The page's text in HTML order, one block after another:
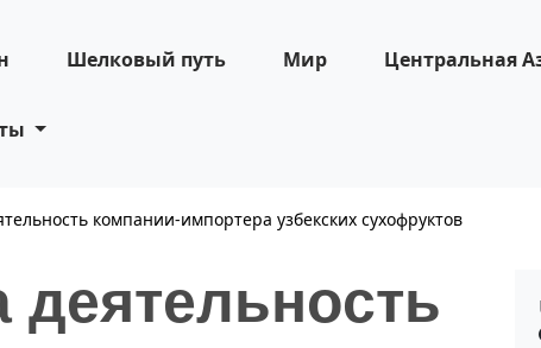
Шелковый путь Мир Центральная
компании-импортера узбекских сухофруктов
деятельность